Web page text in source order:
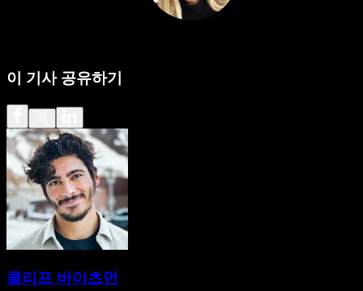
이 기사 공유하기
클리프 바이츠먼